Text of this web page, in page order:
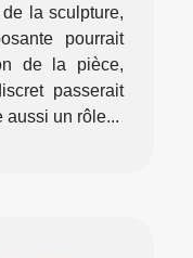
la sculpture,
pourrait
de la pièce,
passerait
aussi un rôle...